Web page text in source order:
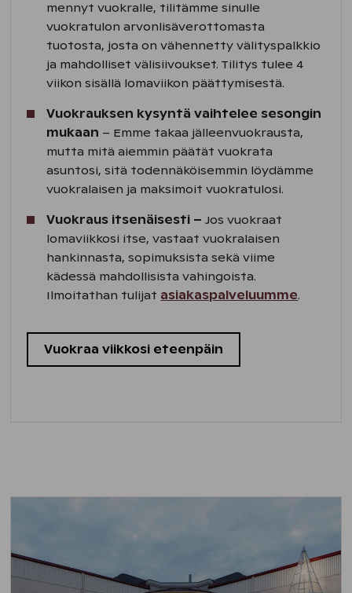
mennyt vuokralle, tilitämme sinulle
vuokratulon arvonlisäverottomasta
tuotosta, josta on vähennetty välityspalkkio
ja mahdolliset välisiivoukset. Tilitys tulee 4
viikon sisällä lomaviikon päättymisestä.
Vuokrauksen kysyntä vaihtelee sesongin
mukaan – Emme takaa jälleenvuokrausta,
mutta mitä aiemmin päätät vuokrata
asuntosi, sitä todennäköisemmin löydämme
vuokralaisen ja maksimoit vuokratulosi.​
Vuokraus itsenäisesti –Jos vuokraat
lomaviikkosi itse, vastaat vuokralaisen
hankinnasta, sopimuksista sekä viime
kädessä mahdollisista vahingoista.
Ilmoitathan tulijat asiakaspalveluumme.
Vuokraa viikkosi eteenpäin